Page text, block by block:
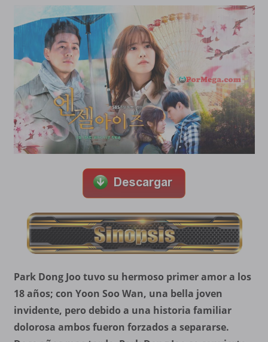
Park Dong Joo tuvo su hermoso primer amor a los
18 años; con Yoon Soo Wan, una bella joven
invidente, pero debido a una historia familiar
dolorosa ambos fueron forzados a separarse.